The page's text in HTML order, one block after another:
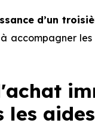
d’un
accompagner